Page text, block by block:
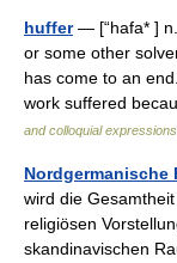
huffer— [“hafa* ]
or some other
has come to an
work suffered
and colloquial expressions
Nordgermanische
wird die
religiösen
skandinavischen